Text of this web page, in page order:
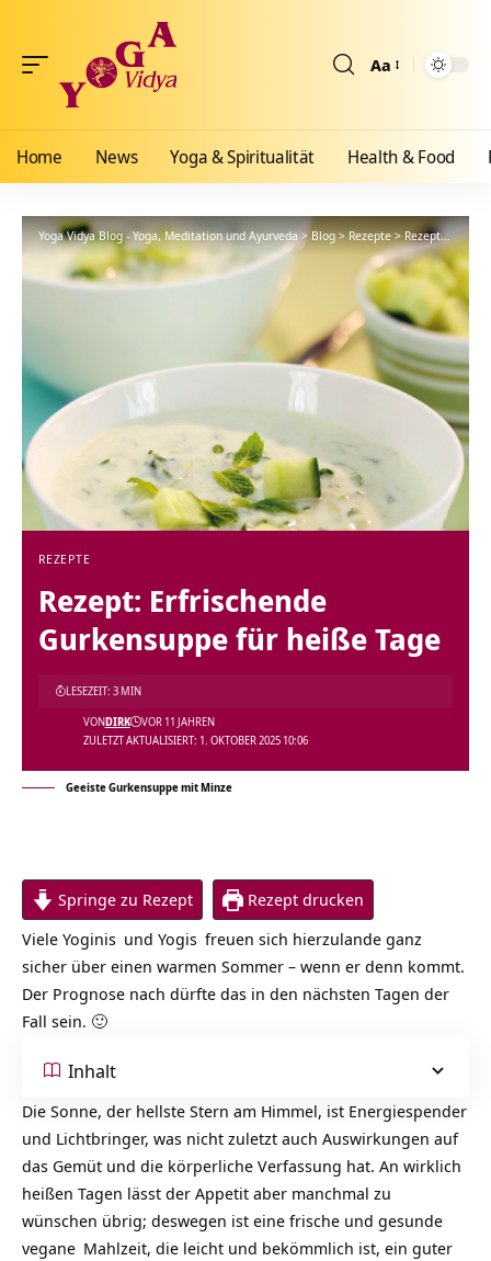
Aa
Home News Yoga & Spiritualität Health & Food
Yoga Vidya Blog - Yoga, Meditation und Ayurveda>Blog>Rezepte>Rezept: Erfrischende Gurkensuppe für heiße Tage
REZEPTE
Rezept: Erfrischende
Gurkensuppe für heiße Tage
ZULETZT AKTUALISIERT: 1. OKTOBER 2025 10:06
VONDIRK VOR 11 JAHREN
LESEZEIT: 3 MIN
Geeiste Gurkensuppe mit Minze
Springe zu Rezept
Rezept drucken
Viele Yoginis und Yogis freuen sich hierzulande ganz
sicher über einen warmen Sommer – wenn er denn kommt.
Der Prognose nach dürfte das in den nächsten Tagen der
Fall sein. 🙂
Inhalt
Die Sonne, der hellste Stern am Himmel, ist Energiespender
und Lichtbringer, was nicht zuletzt auch Auswirkungen auf
das Gemüt und die körperliche Verfassung hat. An wirklich
heißen Tagen lässt der Appetit aber manchmal zu
wünschen übrig; deswegen ist eine frische und gesunde
vegane Mahlzeit, die leicht und bekömmlich ist, ein guter